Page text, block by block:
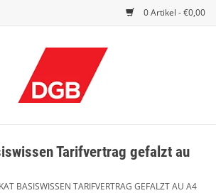
0 Artikel - €0,00
Tarifvertrag gefalzt au
BASISWISSEN TARIFVERTRAG GEFALZT AU A4